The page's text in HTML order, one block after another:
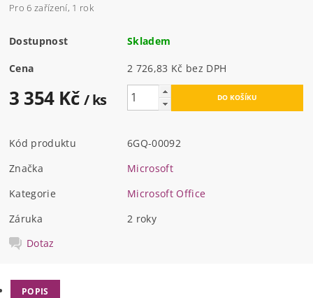
Pro 6 zařízení, 1 rok
Dostupnost Skladem
Cena 2 726,83 Kč bez DPH
3 354 Kč / ks
Kód produktu
6GQ-00092
Značka
Microsoft
Kategorie
Microsoft Office
Záruka
2 roky
Dotaz
POPIS